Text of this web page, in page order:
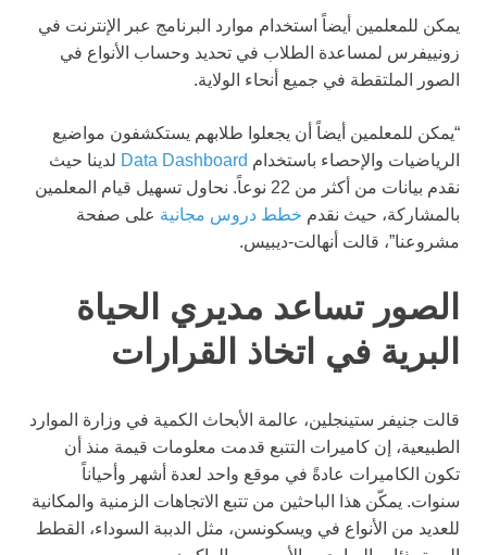
يمكن للمعلمين أيضاً استخدام موارد البرنامج عبر الإنترنت في
زونييفرس لمساعدة الطلاب في تحديد وحساب الأنواع في
الصور الملتقطة في جميع أنحاء الولاية.
“يمكن للمعلمين أيضاً أن يجعلوا طلابهم يستكشفون مواضيع
الرياضيات والإحصاء باستخدام Data Dashboard لدينا حيث
نقدم بيانات من أكثر من 22 نوعاً. نحاول تسهيل قيام المعلمين
بالمشاركة، حيث نقدم خطط دروس مجانية على صفحة
مشروعنا”، قالت أنهالت-ديبيس.
الصور تساعد مديري الحياة
البرية في اتخاذ القرارات
قالت جنيفر ستينجلين، عالمة الأبحاث الكمية في وزارة الموارد
الطبيعية، إن كاميرات التتبع قدمت معلومات قيمة منذ أن
تكون الكاميرات عادةً في موقع واحد لعدة أشهر وأحياناً
سنوات. يمكّن هذا الباحثين من تتبع الاتجاهات الزمنية والمكانية
للعديد من الأنواع في ويسكونسن، مثل الدببة السوداء، القطط